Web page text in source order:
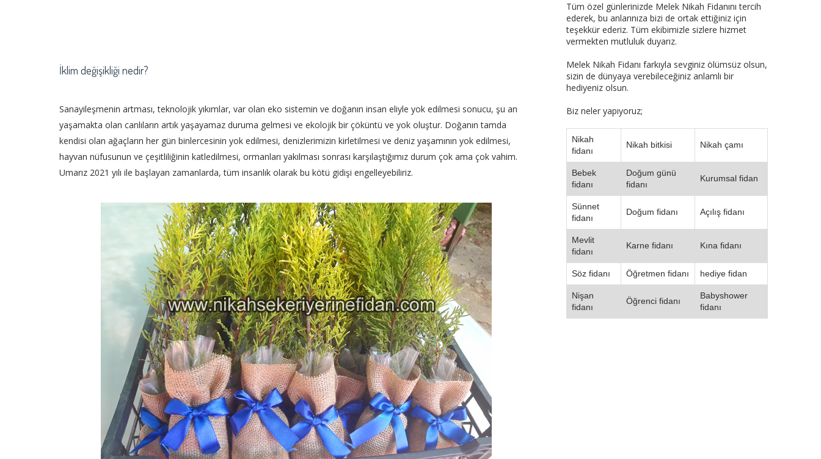
İklim değişikliği nedir?
Sanayileşmenin artması, teknolojik yıkımlar, var olan eko sistemin ve doğanın insan eliyle yok edilmesi sonucu, şu an
yaşamakta olan canlıların artık yaşayamaz duruma gelmesi ve ekolojik bir çöküntü ve yok oluştur. Doğanın tamda
kendisi olan ağaçların her gün binlercesinin yok edilmesi, denizlerimizin kirletilmesi ve deniz yaşamının yok edilmesi,
hayvan nüfusunun ve çeşitliliğinin katledilmesi, ormanları yakılması sonrası karşılaştığımız durum çok ama çok vahim.
Umarız 2021 yılı ile başlayan zamanlarda, tüm insanlık olarak bu kötü gidişi engelleyebiliriz.
Tüm özel günlerinizde Melek Nikah Fidanını tercih
ederek, bu anlarınıza bizi de ortak ettiğiniz için
teşekkür ederiz. Tüm ekibimizle sizlere hizmet
vermekten mutluluk duyarız.
Melek Nikah Fidanı farkıyla sevginiz ölümsüz olsun,
sizin de dünyaya verebileceğiniz anlamlı bir
hediyeniz olsun.
Biz neler yapıyoruz;
Nikah
fidanı
Nikah bitkisi Nikah çamı
Bebek
fidanı
Doğum günü
fidanı
Kurumsal fidan
Sünnet
fidanı
Doğum fidanı Açılış fidanı
Mevlit
fidanı
Karne fidanı Kına fidanı
Söz fidanı Öğretmen fidanı hediye fidan
Nişan
fidanı
Öğrenci fidanı
Babyshower
fidanı